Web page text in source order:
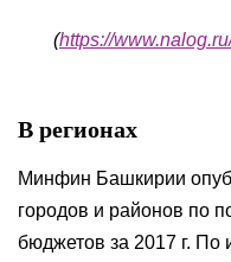
(https://
В регионах
Минфин Башкирии
городов и районов по
бюджетов за 2017 г. По